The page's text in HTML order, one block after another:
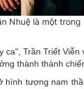
Nhuệ là một
ca", Trần Triết
thành thành
hình tượng nam